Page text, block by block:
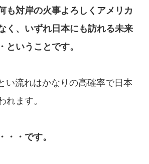
も対岸の火事よろしくアメ リカ
く、いずれ日本にも訪れる未来
ということです。
い流れはかなりの高確率で日本
れます。
・・です。